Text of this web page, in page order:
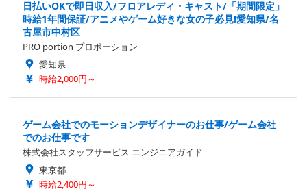
日払いOKで即日収入/フロアレディ・キャスト/「期間限定」
時給1年間保証/アニメやゲーム好きな女の子必見!愛知県/名
古屋市中村区
PRO portion プロポーション
愛知県
時給2,000円～
ゲーム会社でのモーションデザイナーのお仕事/ゲーム会社
でのお仕事です
株式会社スタッフサービス エンジニアガイド
東京都
時給2,400円～